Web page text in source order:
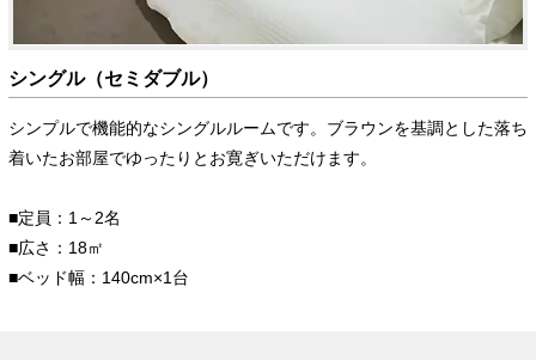
シングル（セミダブル）
シンプルで機能的なシングルルームです。ブラウンを基調とした落ち
着いたお部屋でゆったりとお寛ぎいただけます。
■定員：1～2名
■広さ：18㎡
■ベッド幅：140cm×1台